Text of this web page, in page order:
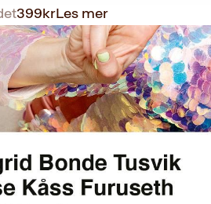
399krLes mer